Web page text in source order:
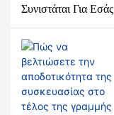
Συνιστάται Για Εσάς